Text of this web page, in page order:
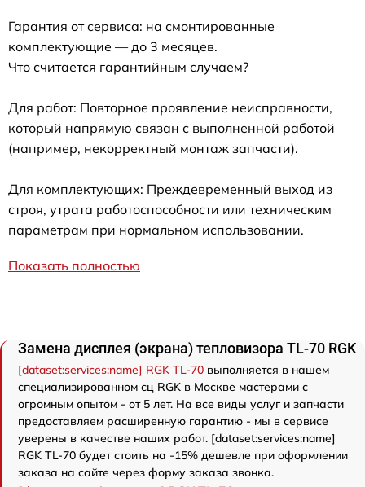
Гарантия от сервиса: на смонтированные
комплектующие — до 3 месяцев.
Что считается гарантийным случаем?
Для работ: Повторное проявление неисправности,
который напрямую связан с выполненной работой
(например, некорректный монтаж запчасти).
Для комплектующих: Преждевременный выход из
строя, утрата работоспособности или техническим
параметрам при нормальном использовании.
Показать полностью
Замена дисплея (экрана) тепловизора TL-70 RGK
[dataset:services:name] RGK TL-70 выполняется в нашем
специализированном сц RGK в Москве мастерами с
огромным опытом - от 5 лет. На все виды услуг и запчасти
предоставляем расширенную гарантию - мы в сервисе
уверены в качестве наших работ. [dataset:services:name]
RGK TL-70 будет стоить на -15% дешевле при оформлении
заказа на сайте через форму заказа звонка.